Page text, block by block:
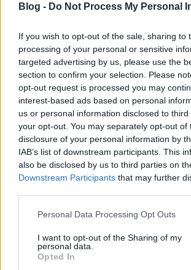
Blog - Do Not Process My Personal
If you wish to opt-out of the sale, sharing to
processing of your personal or sensitive
targeted advertising by us, please use the
section to confirm your selection. Please
opt-out request is processed you may
interest-based ads based on personal
us or personal information disclosed to
your opt-out. You may separately opt-out of
disclosure of your personal information by
IAB’s list of downstream participants. This
also be disclosed by us to third parties on
Downstream Participants that may further
Please note that this website/app uses one
not limited to your visit or usage behaviour.
grant or deny consent to Google and its
use your data for below specified purposes
Personal Data Processing Opt Outs
I want to opt-out of the Sharing of my
personal data.
Opted In